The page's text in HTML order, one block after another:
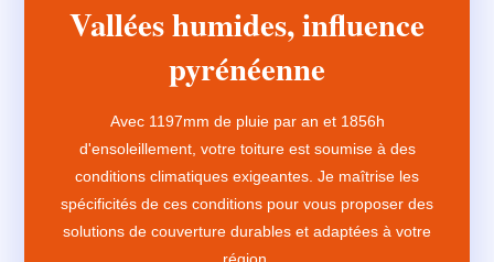
Vallées humides, influence
pyrénéenne
Avec 1197mm de pluie par an et 1856h
d'ensoleillement, votre toiture est soumise à des
conditions climatiques exigeantes. Je maîtrise les
spécificités de ces conditions pour vous proposer des
solutions de couverture durables et adaptées à votre